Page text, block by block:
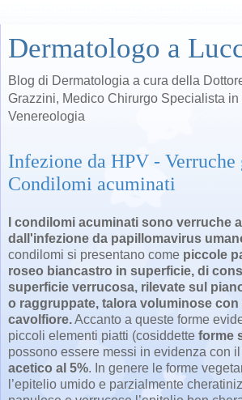
Dermatologo a
Blog di Dermatologia a cura della
Grazzini, Medico Chirurgo Specialista
Venereologia
Infezione da HPV -
Condilomi acuminati
I condilomi acuminati sono verruche
dall'infezione da papillomavirus
condilomi si presentano come piccole
roseo biancastro in superficie, di
superficie verrucosa, rilevate sul
o raggruppate, talora voluminose con
cavolfiore.Accanto a queste forme
piccoli elementi piatti (cosiddette forme
possono essere messi in evidenza con il
acetico al 5%. In genere le forme
l’epitelio umido e parzialmente